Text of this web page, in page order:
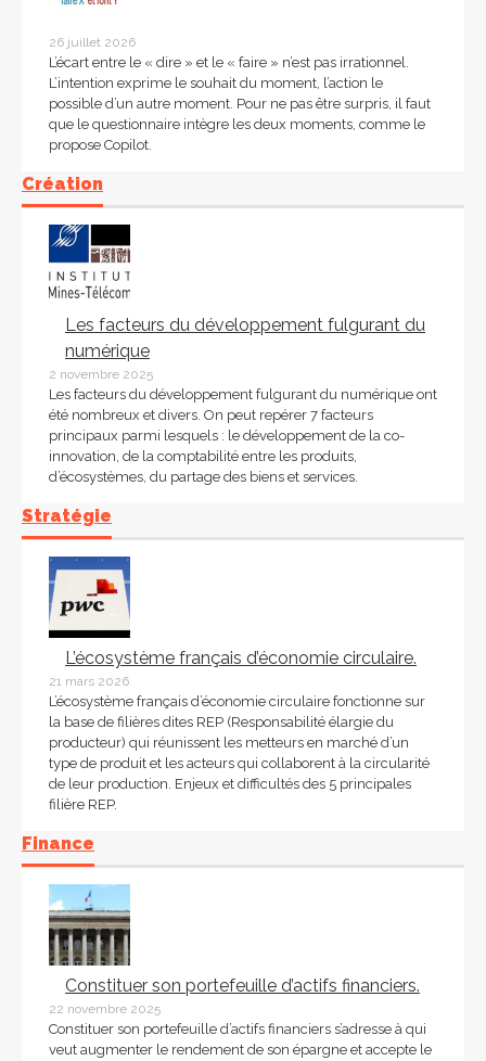
26 juillet 2026
L’écart entre le « dire » et le « faire » n’est pas irrationnel.
L’intention exprime le souhait du moment, l’action le
possible d’un autre moment. Pour ne pas être surpris, il faut
que le questionnaire intègre les deux moments, comme le
propose Copilot.
Création
Les facteurs du développement fulgurant du
numérique
2 novembre 2025
Les facteurs du développement fulgurant du numérique ont
été nombreux et divers. On peut repérer 7 facteurs
principaux parmi lesquels : le développement de la co-
innovation, de la comptabilité entre les produits,
d’écosystèmes, du partage des biens et services.
Stratégie
L’écosystème français d’économie circulaire.
21 mars 2026
L’écosystème français d’économie circulaire fonctionne sur
la base de filières dites REP (Responsabilité élargie du
producteur) qui réunissent les metteurs en marché d’un
type de produit et les acteurs qui collaborent à la circularité
de leur production. Enjeux et difficultés des 5 principales
filière REP.
Finance
Constituer son portefeuille d’actifs financiers.
22 novembre 2025
Constituer son portefeuille d’actifs financiers s’adresse à qui
veut augmenter le rendement de son épargne et accepte le